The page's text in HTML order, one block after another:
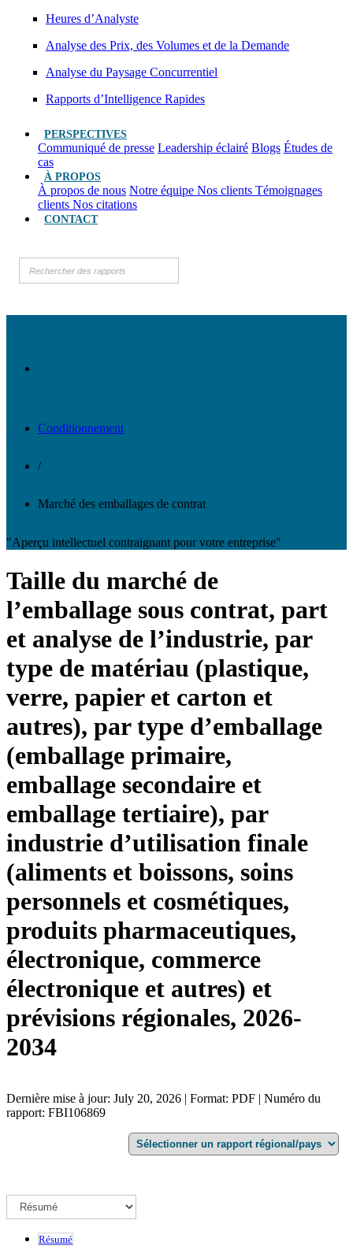
Heures d’Analyste
Analyse des Prix, des Volumes et de la Demande
Analyse du Paysage Concurrentiel
Rapports d’Intelligence Rapides
PERSPECTIVES
Communiqué de presse Leadership éclairé Blogs Études de
cas
À PROPOS
À propos de nous Notre équipe Nos clients Témoignages
clients Nos citations
CONTACT
Conditionnement
/
Marché des emballages de contrat
"Aperçu intellectuel contraignant pour votre entreprise"
Taille du marché de
l’emballage sous contrat, part
et analyse de l’industrie, par
type de matériau (plastique,
verre, papier et carton et
autres), par type d’emballage
(emballage primaire,
emballage secondaire et
emballage tertiaire), par
industrie d’utilisation finale
(aliments et boissons, soins
personnels et cosmétiques,
produits pharmaceutiques,
électronique, commerce
électronique et autres) et
prévisions régionales, 2026-
2034
Dernière mise à jour: July 20, 2026 | Format: PDF | Numéro du
rapport: FBI106869
Résumé